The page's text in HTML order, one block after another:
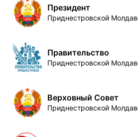
Президент
Приднестровской
Правительство
Приднестровской
Верховный Совет
Приднестровской